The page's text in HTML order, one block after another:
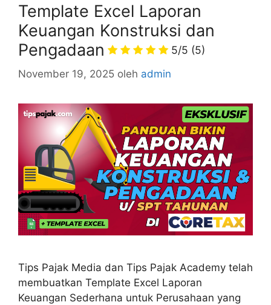
Template Excel Laporan
Keuangan Konstruksi dan
Pengadaan
5/5 (5)
November 19, 2025 oleh admin
Tips Pajak Media dan Tips Pajak Academy telah
membuatkan Template Excel Laporan
Keuangan Sederhana untuk Perusahaan yang